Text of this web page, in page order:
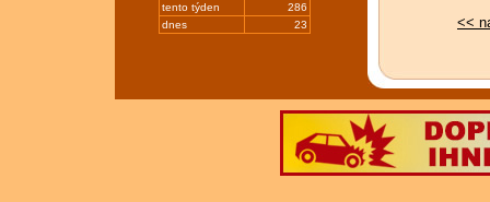
<<
tento týden
286
dnes
23